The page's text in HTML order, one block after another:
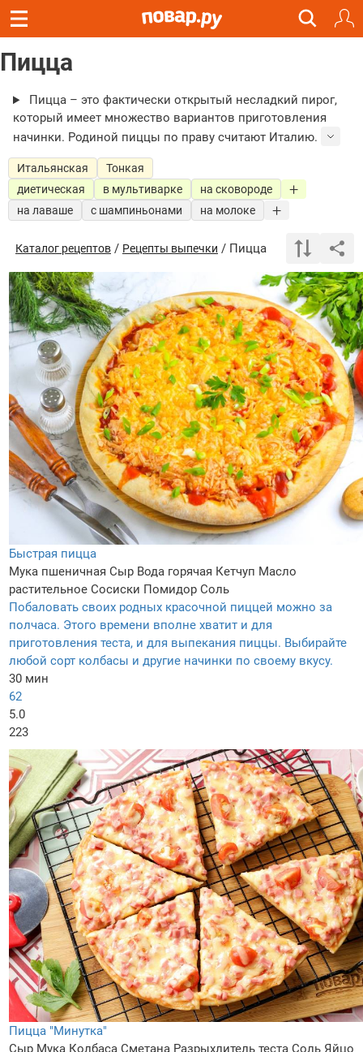
Пицца
Пицца – это фактически открытый несладкий пирог,
который имеет множество вариантов приготовления
начинки. Родиной пиццы по праву считают Италию.
Итальянская
Тонкая
диетическая
в мультиварке
на сковороде
на лаваше
с шампиньонами на молоке
Каталог рецептов / Рецепты выпечки / Пицца
Быстрая пицца
Мука пшеничная Сыр Вода горячая Кетчуп Масло
растительное Сосиски Помидор Соль
Побаловать своих родных красочной пиццей можно за
полчаса. Этого времени вполне хватит и для
приготовления теста, и для выпекания пиццы. Выбирайте
любой сорт колбасы и другие начинки по своему вкусу.
30 мин
62
5.0
223
Пицца "Минутка"